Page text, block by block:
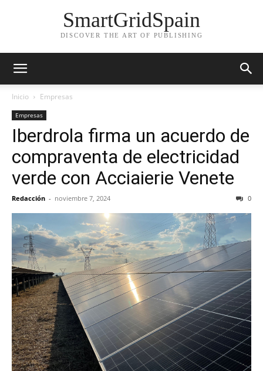
SmartGridSpain
DISCOVER THE ART OF PUBLISHING
Inicio Empresas
Empresas
Iberdrola firma un acuerdo de
compraventa de electricidad
verde con Acciaierie Venete
Redacción - noviembre 7, 2024 0